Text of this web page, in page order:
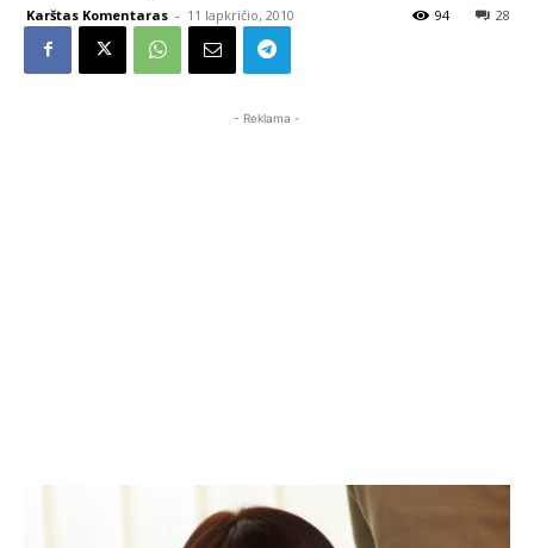
Karštas Komentaras - 11 lapkričio, 2010 28
94
- Reklama -